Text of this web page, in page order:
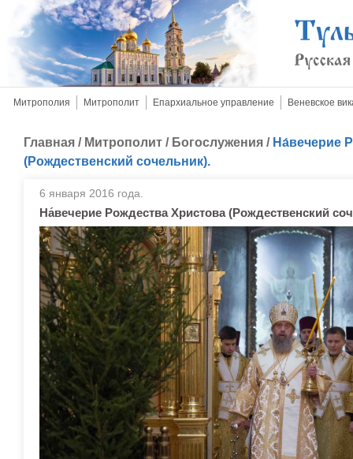
Митрополия Митрополит Епархиальное управление Веневское
Главная / Митрополит / Богослужения / На́вечерие
(Рождественский сочельник).
6 января 2016 года.
На́вечерие Рождества Христова (Рождественский